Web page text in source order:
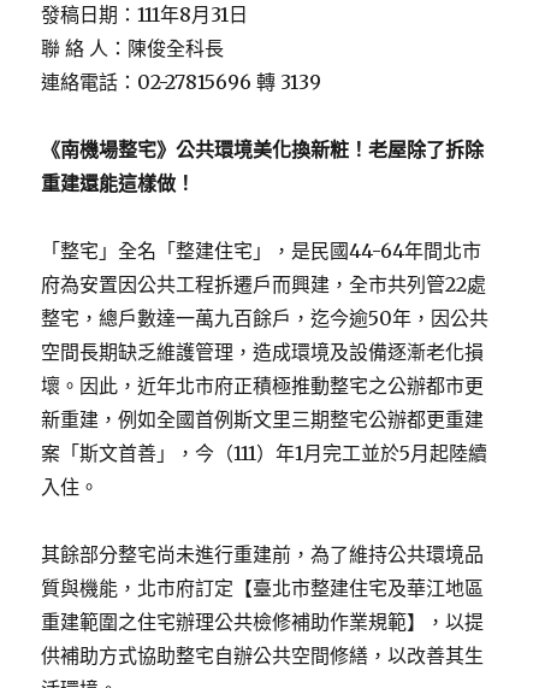
發稿日期：111年8月31日
聯 絡 人：陳俊全科長
連絡電話：02-27815696 轉 3139
《南機場整宅》公共環境美化換新粧！老屋除了拆除
重建還能這樣做！
「整宅」全名「整建住宅」，是民國44-64年間北市
府為安置因公共工程拆遷戶而興建，全市共列管22處
整宅，總戶數達一萬九百餘戶，迄今逾50年，因公共
空間長期缺乏維護管理，造成環境及設備逐漸老化損
壞。因此，近年北市府正積極推動整宅之公辦都市更
新重建，例如全國首例斯文里三期整宅公辦都更重建
案「斯文首善」，今（111）年1月完工並於5月起陸續
入住。
其餘部分整宅尚未進行重建前，為了維持公共環境品
質與機能，北市府訂定【臺北市整建住宅及華江地區
重建範圍之住宅辦理公共檢修補助作業規範】，以提
供補助方式協助整宅自辦公共空間修繕，以改善其生